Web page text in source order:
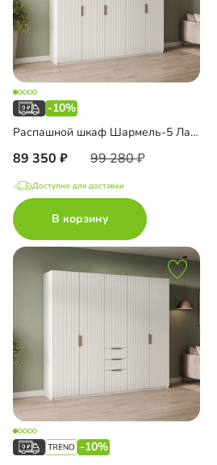
-10%
Распашной шкаф Шармель-5 Лайф с антресолью
89 350 99 280
Доступно для доставки
В корзину
-10%